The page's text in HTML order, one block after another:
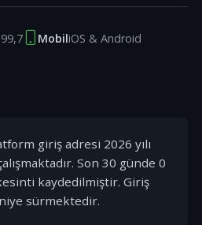
MobiliOS & Android
giriş adresi 2026 yılı
Son 30 günde 0
kaydedilmiştir. Giriş
sürmektedir.